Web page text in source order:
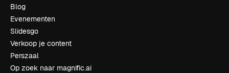
Blog
Evenementen
Slidesgo
Verkoop je content
Perszaal
Op zoek naar magnific.ai